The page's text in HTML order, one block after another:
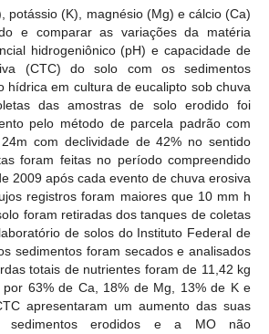
potássio (K), magnésio (Mg) e cálcio (Ca)
e comparar as variações da matéria
hidrogeniônico (pH) e capacidade de
(CTC) do solo com os sedimentos
hídrica em cultura de eucalipto sob chuva
das amostras de solo erodido foi
pelo método de parcela padrão com
com declividade de 42% no sentido
foram feitas no período compreendido
2009 após cada evento de chuva erosiva
registros foram maiores que 10 mm h
foram retiradas dos tanques de coletas
de solos do Instituto Federal de
sedimentos foram secados e analisados
totais de nutrientes foram de 11,42 kg
por 63% de Ca, 18% de Mg, 13% de K e
apresentaram um aumento das suas
sedimentos erodidos e a MO não